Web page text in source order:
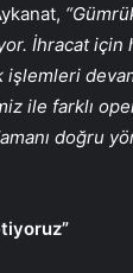
İhracat için
işlemleri
ile farklı
doğru